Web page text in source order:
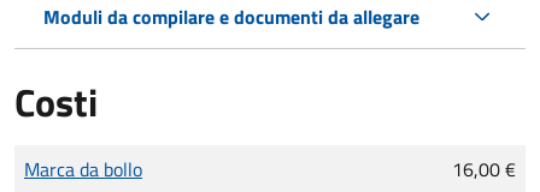
Moduli da compilare e documenti da allegare
Costi
Tipo di pagamento
Importo
Marca da bollo 16,00 €